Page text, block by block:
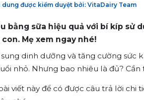
dung được kiểm duyệt bởi: VitaDairy Team
bằng sữa hiệu quả với bí kíp sử
Mẹ xem ngay nhé!
dinh dưỡng và tăng cường sức
nhỏ. Nhưng bao nhiêu là đủ?
viết này để có được câu trả lời chi